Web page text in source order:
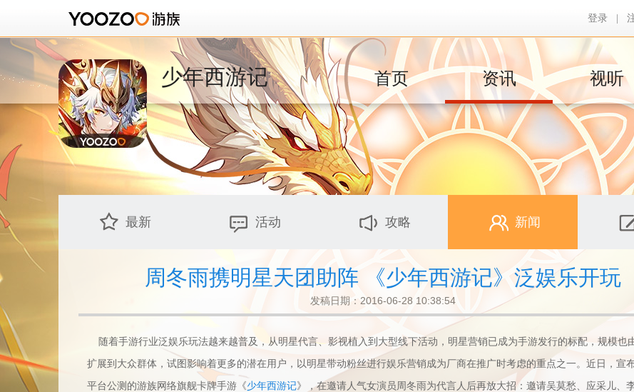
登录
少年西游记 首页 资讯 视听
最新 活动 攻略 新闻
周冬雨携明星天团助阵 《少年西游记》泛娱乐开玩
发稿日期：2016-06-28 10:38:54
随着手游行业泛娱乐玩法越来越普及， 从明星代言、影视植入到大型线下活动，明星营销已成为手游发行的标配 ，规模也
扩展到大众群体 ，试图影响着更多的潜在用户 ，以明星带动粉丝进行娱乐营销成为厂商在推广时考虑的重点之一。近日，宣
平台公测的游族网络旗舰卡牌手游《少年西游记》，在邀请人气女演员周冬雨为代言人后再放大招：邀请吴莫愁、应采儿、